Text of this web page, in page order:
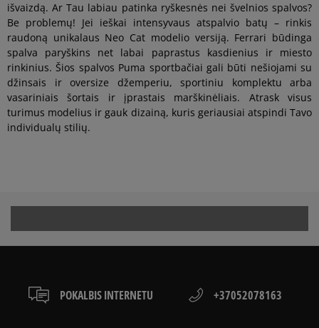
išvaizdą. Ar Tau labiau patinka ryškesnės nei švelnios spalvos?
Be problemų! Jei ieškai intensyvaus atspalvio batų – rinkis
raudoną unikalaus Neo Cat modelio versiją. Ferrari būdinga
spalva paryškins net labai paprastus kasdienius ir miesto
rinkinius. Šios spalvos Puma sportbačiai gali būti nešiojami su
džinsais ir oversize džemperiu, sportiniu komplektu arba
vasariniais šortais ir įprastais marškinėliais. Atrask visus
turimus modelius ir gauk dizainą, kuris geriausiai atspindi Tavo
individualų stilių.
POKALBIS INTERNETU +37052078163